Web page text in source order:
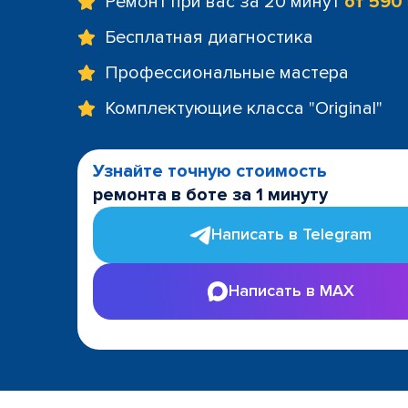
Бесплатная диагностика
Профессиональные мастера
Комплектующие класса "Original"
Узнайте точную стоимость
ремонта в боте за 1 минуту
Написать в Telegram
Написать в MAX